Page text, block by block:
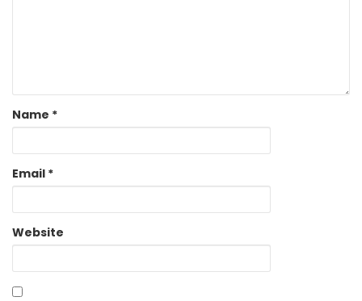
Name *
Email *
Website